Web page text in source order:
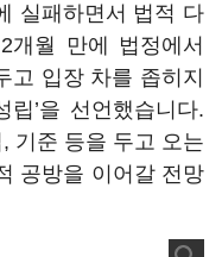
실패하면서 법적 다
개월 만에 법정에서
고 입장 차를 좁히지
’을 선언했습니다.
기준 등을 두고 오는
공방을 이어갈 전망